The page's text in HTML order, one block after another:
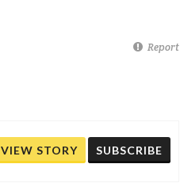
Report
VIEW STORY SUBSCRIBE